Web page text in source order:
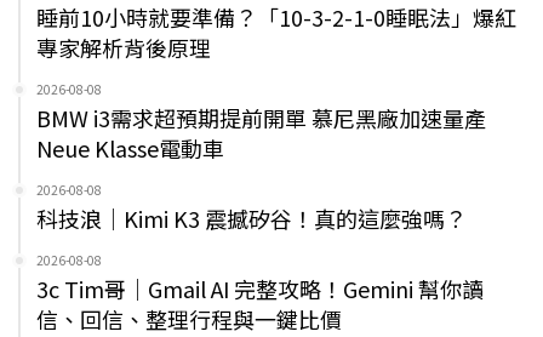
睡前10小時就要準備？「10-3-2-1-0睡眠法」爆紅
專家解析背後原理
2026-08-08
BMW i3需求超預期提前開單 慕尼黑廠加速量產
Neue Klasse電動車
2026-08-08
科技浪｜Kimi K3 震撼矽谷！真的這麼強嗎？
2026-08-08
3c Tim哥｜Gmail AI 完整攻略！Gemini 幫你讀
信、回信、整理行程與一鍵比價